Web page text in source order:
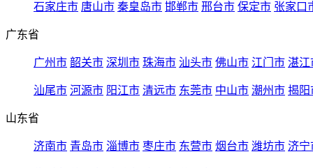
石家庄市 唐山市 秦皇岛市 邯郸市 邢台市 保定市 张家口
广东省
广州市 韶关市 深圳市 珠海市 汕头市 佛山市 江门市 湛江
汕尾市 河源市 阳江市 清远市 东莞市 中山市 潮州市 揭阳
山东省
济南市 青岛市 淄博市 枣庄市 东营市 烟台市 潍坊市 济宁